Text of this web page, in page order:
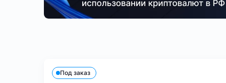
Innosilicon
Готовый
Под заказ